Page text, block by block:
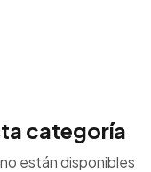
categoría
están disponibles